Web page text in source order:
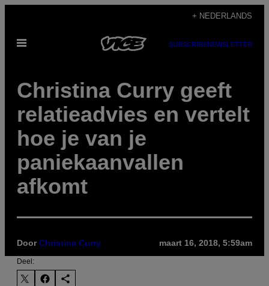
de
+ NEDERLANDS
Open
SUBSCRIBENEWSLETTER
Christina Curry geeft
relatieadvies en vertelt
hoe je van je
paniekaanvallen
afkomt
DoorChristina Curry maart 16, 2018, 5:59am
Deel: